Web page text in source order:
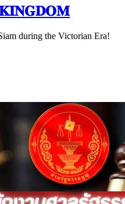
during the Victorian Era!